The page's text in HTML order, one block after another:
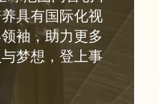
具有国际化视
袖，助力更多
梦想，登上事